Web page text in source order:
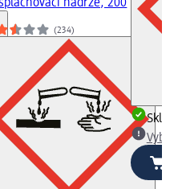
nádrže, 200
(234)